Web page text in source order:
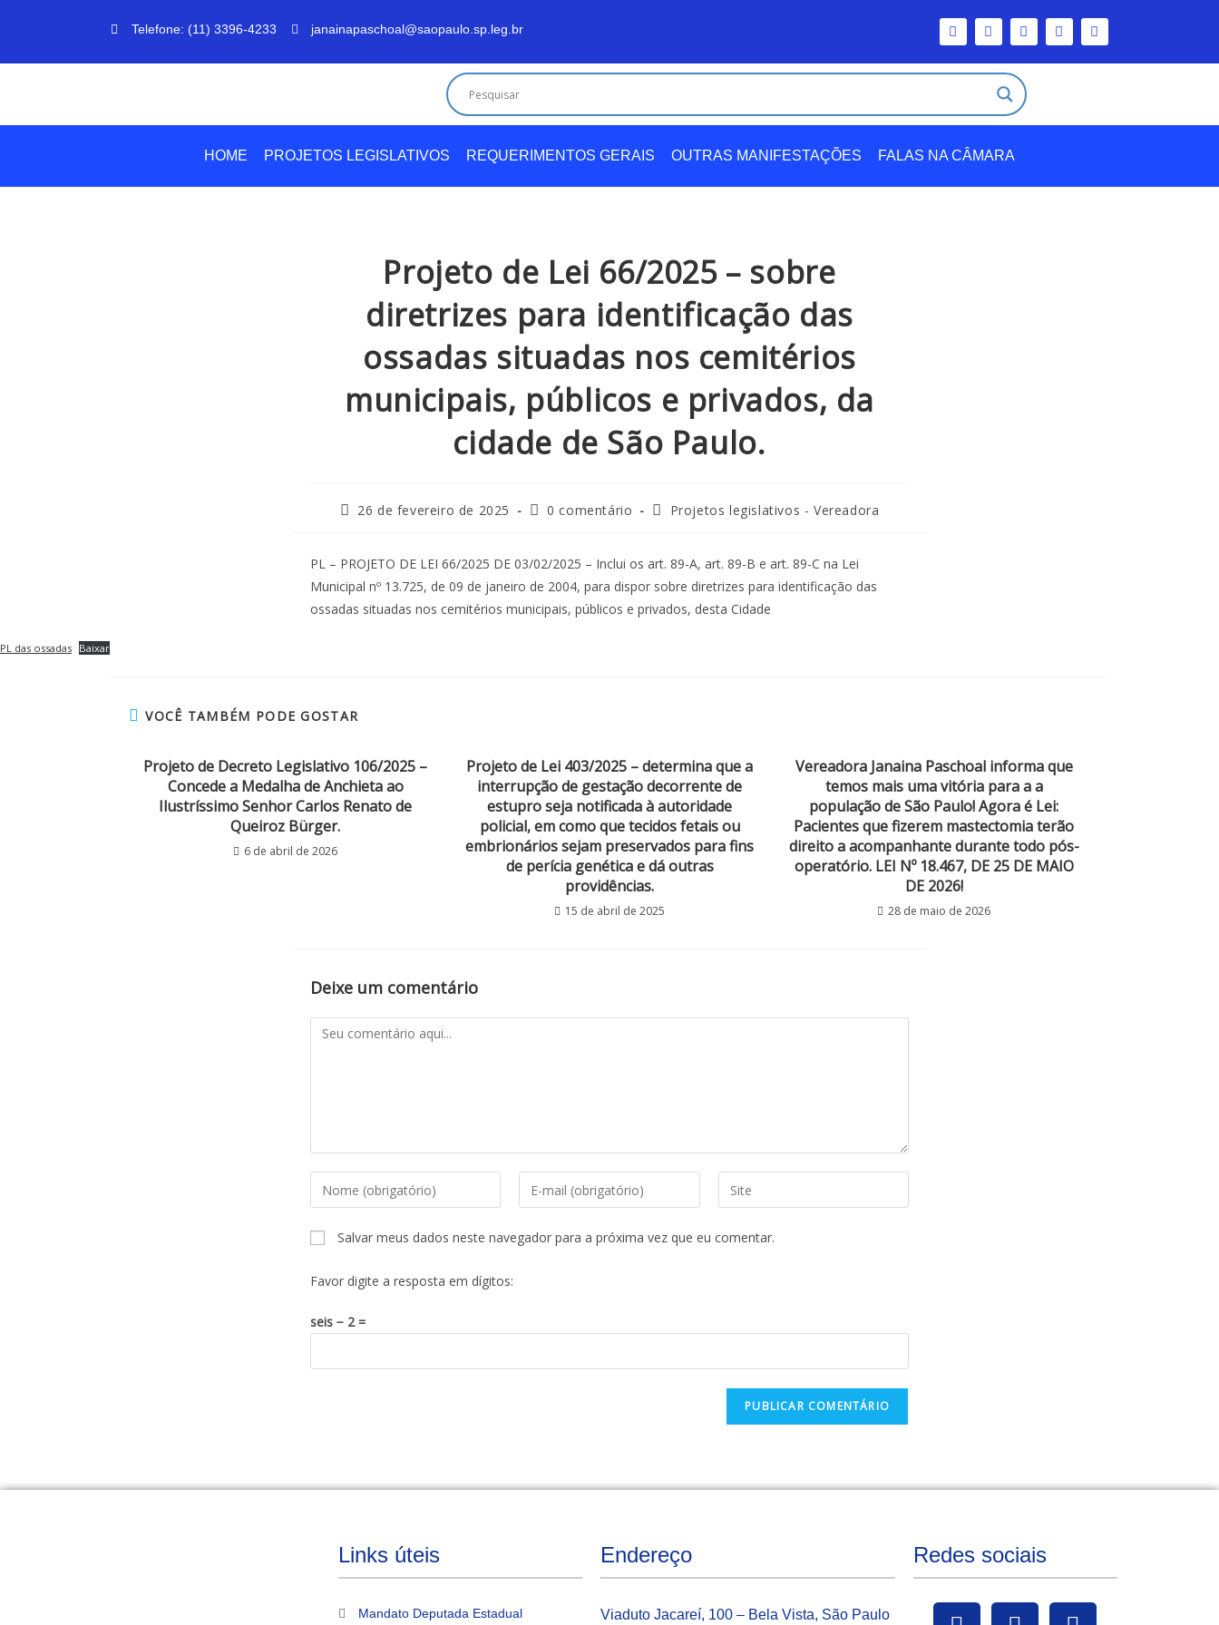
Telefone: (11) 3396-4233 janainapaschoal@saopaulo.sp.leg.br
HOME PROJETOS LEGISLATIVOS REQUERIMENTOS GERAIS OUTRAS MANIFESTAÇÕES FALAS NA CÂMARA
Projeto de Lei 66/2025 – sobre
diretrizes para identificação das
ossadas situadas nos cemitérios
municipais, públicos e privados, da
cidade de São Paulo.
26 de fevereiro de 2025 0 comentário Projetos legislativos - Vereadora
PL – PROJETO DE LEI 66/2025 DE 03/02/2025 – Inclui os art. 89-A, art. 89-B e art. 89-C na Lei
Municipal nº 13.725, de 09 de janeiro de 2004, para dispor sobre diretrizes para identificação das
ossadas situadas nos cemitérios municipais, públicos e privados, desta Cidade
PL das ossadas Baixar
VOCÊ TAMBÉM PODE GOSTAR
Projeto de Decreto Legislativo 106/2025 –
Concede a Medalha de Anchieta ao
Ilustríssimo Senhor Carlos Renato de
Queiroz Bürger.
6 de abril de 2026
Projeto de Lei 403/2025 – determina que a
interrupção de gestação decorrente de
estupro seja notificada à autoridade
policial, em como que tecidos fetais ou
embrionários sejam preservados para fins
de perícia genética e dá outras
providências.
15 de abril de 2025
Vereadora Janaina Paschoal informa que
temos mais uma vitória para a a
população de São Paulo! Agora é Lei:
Pacientes que fizerem mastectomia terão
direito a acompanhante durante todo pós-
operatório. LEI Nº 18.467, DE 25 DE MAIO
DE 2026!
28 de maio de 2026
Deixe um comentário
Salvar meus dados neste navegador para a próxima vez que eu comentar.
Favor digite a resposta em dígitos:
seis − 2 =
Links úteis
Mandato Deputada Estadual
Endereço
Viaduto Jacareí, 100 – Bela Vista, São Paulo
Redes sociais